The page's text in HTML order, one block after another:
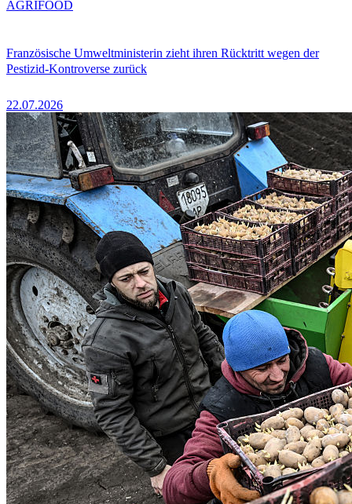
Französische Umweltministerin zieht ihren Rücktritt wegen der
Pestizid-Kontroverse zurück
22.07.2026
AGRIFOOD